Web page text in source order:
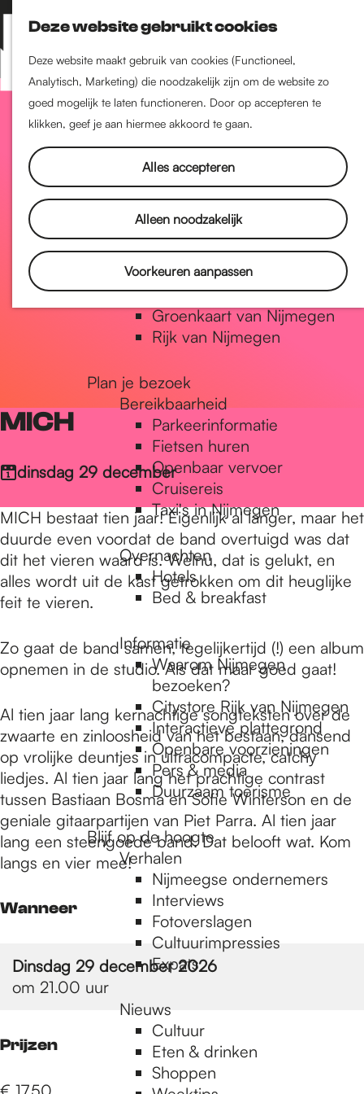
Deze website gebruikt cookies
Deze website maakt gebruik van cookies (Functioneel,
Analytisch, Marketing) die noodzakelijk zijn om de website zo
goed mogelijk te laten functioneren. Door op accepteren te
klikken, geef je aan hiermee akkoord te gaan.
Alles accepteren
Alleen noodzakelijk
Voorkeuren aanpassen
Z
o
e
k
e
K
a
a
r
t
M
e
n
Nijmegen-Nieuw-West
Nijmegen-Oud-West
Dukenburg
Lindenholt
Historie
De oudste stad van
Nederland
Historische tijdlijn
Romeinse Limes
Vrede van Nijmegen Penning
Natuur in Nijmegen
Groenkaart van Nijmegen
Rijk van Nijmegen
Plan je bezoek
Bereikbaarheid
Parkeerinformatie
Fietsen huren
Openbaar vervoer
Cruisereis
Taxi's in Nijmegen
Overnachten
Hotels
Bed & breakfast
Informatie
Waarom Nijmegen
bezoeken?
Citystore Rijk van Nijmegen
Interactieve plattegrond
Openbare voorzieningen
Pers & media
Duurzaam toerisme
Blijf op de hoogte
Verhalen
Nijmeegse ondernemers
Interviews
Fotoverslagen
Cultuurimpressies
Expats
Nieuws
Cultuur
Eten & drinken
Shoppen
MICH
dinsdag 29 december
MICH bestaat tien jaar! Eigenlijk al langer, maar het
duurde even voordat de band overtuigd was dat
dit het vieren waard is. Welnu, dat is gelukt, en
alles wordt uit de kast getrokken om dit heuglijke
feit te vieren.
Zo gaat de band samen, tegelijkertijd (!) een album
opnemen in de studio. Als dat maar goed gaat!
Al tien jaar lang kernachtige songteksten over de
zwaarte en zinloosheid van het bestaan, dansend
op vrolijke deuntjes in ultracompacte, catchy
liedjes. Al tien jaar lang het prachtige contrast
tussen Bastiaan Bosma en Sofie Winterson en de
geniale gitaarpartijen van Piet Parra. Al tien jaar
lang een steengoede band. Dat belooft wat. Kom
langs en vier mee!
Wanneer
Dinsdag 29 december 2026
om 21.00 uur
Prijzen